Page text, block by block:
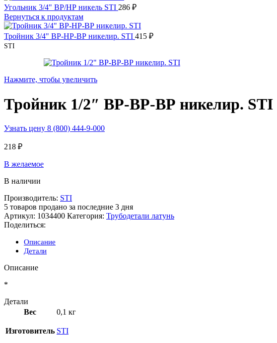
Угольник 3/4" ВР/НР никель STI 286 ₽
Вернуться к продуктам
Тройник 3/4" ВР-НР-ВР никелир. STI 415 ₽
STI
Нажмите, чтобы увеличить
Тройник 1/2″ ВР-ВР-ВР никелир. STI
Узнать цену 8 (800) 444-9-000
218 ₽
В желаемое
В наличии
Производитель: STI
5 товаров продано за последние 3 дня
Артикул: 1034400 Категория: Трубодетали латунь
Поделиться:
Описание
Детали
Описание
*
Детали
Вес
0,1 кг
Изготовитель STI